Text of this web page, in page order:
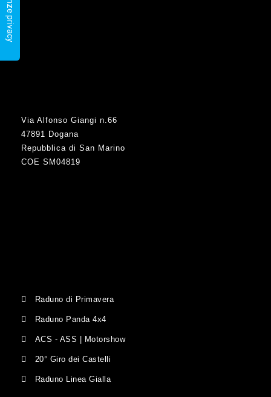
Via Alfonso Giangi n.66
47891 Dogana
Repubblica di San Marino
COE SM04819
Raduno di Primavera
Raduno Panda 4x4
ACS - ASS | Motorshow
20° Giro dei Castelli
Raduno Linea Gialla